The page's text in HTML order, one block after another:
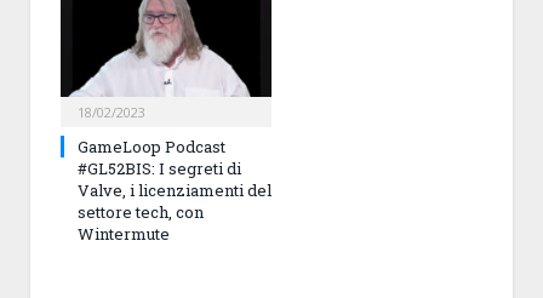
18/02/2023
GameLoop Podcast
#GL52BIS: I segreti di
Valve, i licenziamenti del
settore tech, con
Wintermute